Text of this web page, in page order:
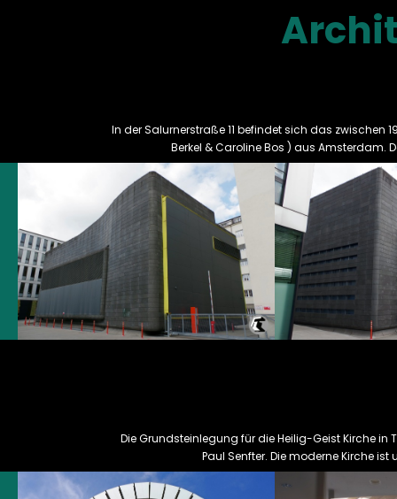
In der Salurnerstraße 11 befindet sich das zwischen
Berkel & Caroline Bos ) aus
Die Grundsteinlegung für die Heilig-Geist Kirche in
Paul Senfter. Die moderne Kirche